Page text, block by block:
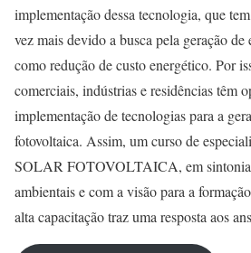
implementação dessa tecnologia, que
vez mais devido a busca pela geração
como redução de custo energético. Por
comerciais, indústrias e residências têm
implementação de tecnologias para a
fotovoltaica. Assim, um curso de
SOLAR FOTOVOLTAICA, em sintonia
ambientais e com a visão para a
alta capacitação traz uma resposta aos